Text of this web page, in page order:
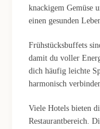
knackigem Gemüse
einen gesunden
Frühstücksbuffets
damit du voller
dich häufig leichte
harmonisch
Viele Hotels bieten
Restaurantbereich.